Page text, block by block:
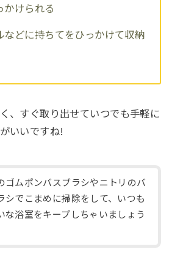
かけられる
などに持ちてをひっかけて収納
、すぐ取り出せていつでも手軽に
いいですね!
ゴムポンバスブラシやニトリのバ
シでこまめに掃除をして、いつも
な浴室をキープしちゃいましょう